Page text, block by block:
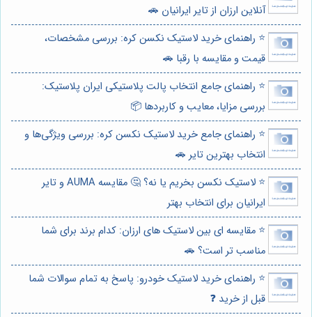
آنلاین ارزان از تایر ایرانیان 🚗
⭐️ راهنمای خرید لاستیک نکسن کره: بررسی مشخصات،
قیمت و مقایسه با رقبا 🚗
⭐️ راهنمای جامع انتخاب پالت پلاستیکی ایران پلاستیک:
بررسی مزایا، معایب و کاربردها 📦
⭐️ راهنمای جامع خرید لاستیک نکسن کره: بررسی ویژگی‌ها و
انتخاب بهترین تایر 🚗
⭐️ لاستیک نکسن بخریم یا نه؟ 🤔 مقایسه AUMA و تایر
ایرانیان برای انتخاب بهتر
⭐️ مقایسه ای بین لاستیک های ارزان: کدام برند برای شما
مناسب تر است؟ 🚗
⭐️ راهنمای خرید لاستیک خودرو: پاسخ به تمام سوالات شما
قبل از خرید ❓